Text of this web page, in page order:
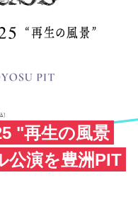
"再生の風景
公演を豊洲PIT